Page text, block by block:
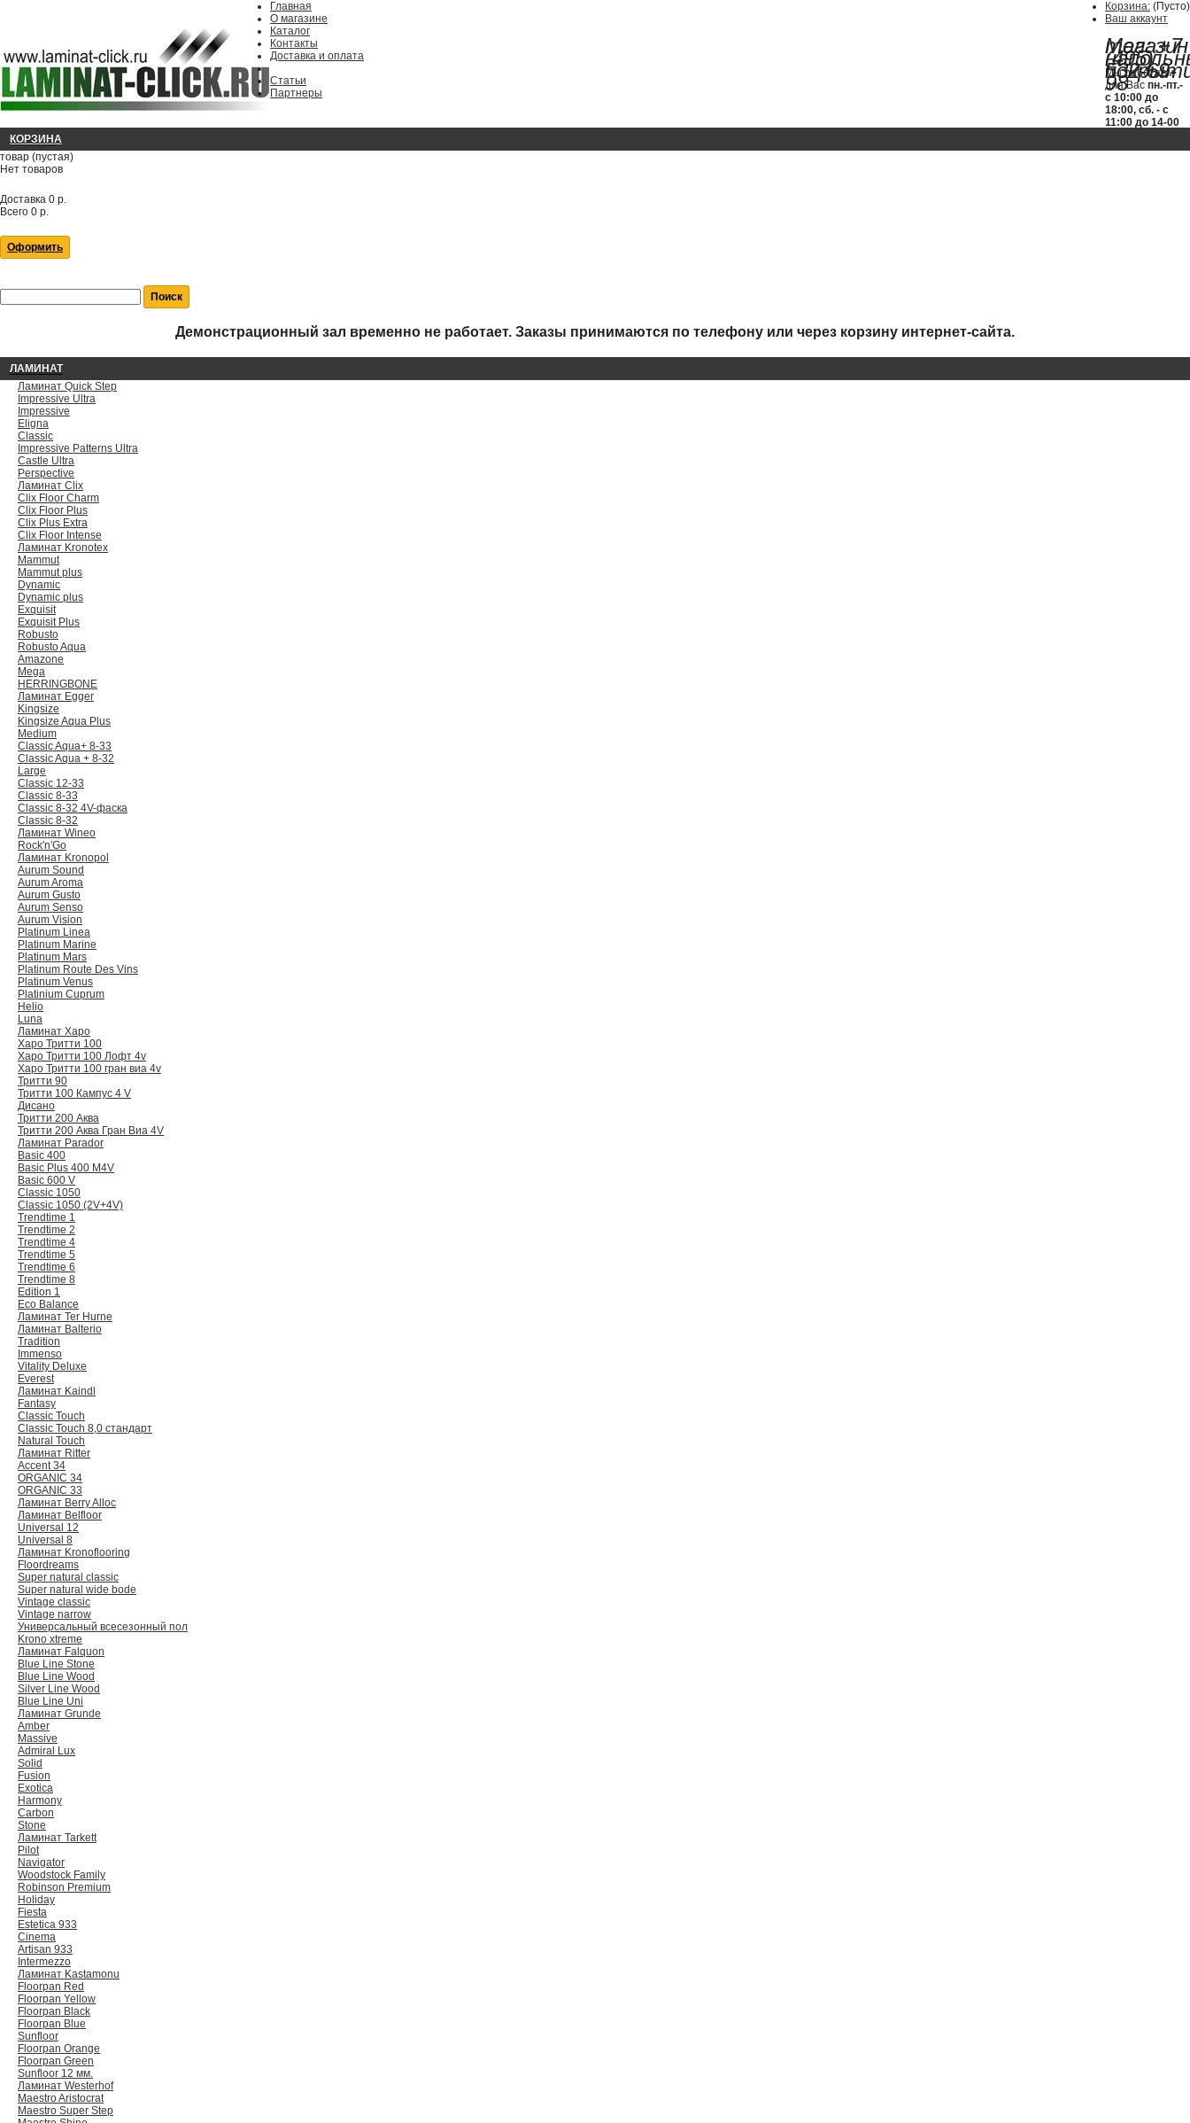
Магазин
Мы работаем
для Вас пн.-пт.-
с 10:00 до
18:00, сб. - с
11:00 до 14-00
тел: +7
(495)
532-69-
98
Корзина: (Пусто)
Ваш аккаунт
Главная
О магазине
Каталог
Контакты
Доставка и оплата
Статьи
Партнеры
КОРЗИНА
товар (пустая)
Нет товаров
Доставка 0 р.
Всего 0 р.
Оформить
Демонстрационный зал временно не работает. Заказы принимаются по телефону или через корзину интернет-сайта.
ЛАМИНАТ
Ламинат Quick Step
Impressive Ultra
Impressive
Eligna
Classic
Impressive Patterns Ultra
Castle Ultra
Perspective
Ламинат Clix
Clix Floor Charm
Clix Floor Plus
Clix Plus Extra
Clix Floor Intense
Ламинат Kronotex
Mammut
Mammut plus
Dynamic
Dynamic plus
Exquisit
Exquisit Plus
Robusto
Robusto Aqua
Amazone
Mega
HERRINGBONE
Ламинат Egger
Kingsize
Kingsize Aqua Plus
Medium
Classic Aqua+ 8-33
Classic Aqua + 8-32
Large
Classic 12-33
Classic 8-33
Classic 8-32 4V-фаска
Classic 8-32
Ламинат Wineo
Rock′n′Go
Ламинат Kronopol
Aurum Sound
Aurum Aroma
Aurum Gusto
Aurum Senso
Aurum Vision
Platinum Linea
Platinum Marine
Platinum Mars
Platinum Route Des Vins
Platinum Venus
Platinium Cuprum
Helio
Luna
Ламинат Харо
Харо Тритти 100
Харо Тритти 100 Лофт 4v
Харо Тритти 100 гран виа 4v
Тритти 90
Тритти 100 Кампус 4 V
Дисано
Тритти 200 Аква
Тритти 200 Аква Гран Виа 4V
Ламинат Parador
Basic 400
Basic Plus 400 M4V
Basic 600 V
Classic 1050
Classic 1050 (2V+4V)
Trendtime 1
Trendtime 2
Trendtime 4
Trendtime 5
Trendtime 6
Trendtime 8
Edition 1
Eco Balance
Ламинат Ter Hurne
Ламинат Balterio
Tradition
Immenso
Vitality Deluxe
Everest
Ламинат Kaindl
Fantasy
Classic Touch
Classic Touch 8,0 стандарт
Natural Touch
Ламинат Ritter
Accent 34
ORGANIC 34
ORGANIC 33
Ламинат Berry Alloc
Ламинат Belfloor
Universal 12
Universal 8
Ламинат Kronoflooring
Floordreams
Super natural classic
Super natural wide bode
Vintage classic
Vintage narrow
Универсальный всесезонный пол
Krono xtreme
Ламинат Falquon
Blue Line Stone
Blue Line Wood
Silver Line Wood
Blue Line Uni
Ламинат Grunde
Amber
Massive
Admiral Lux
Solid
Fusion
Exotica
Harmony
Carbon
Stone
Ламинат Tarkett
Pilot
Navigator
Woodstock Family
Robinson Premium
Holiday
Fiesta
Estetica 933
Cinema
Artisan 933
Intermezzo
Ламинат Kastamonu
Floorpan Red
Floorpan Yellow
Floorpan Black
Floorpan Blue
Sunfloor
Floorpan Orange
Floorpan Green
Sunfloor 12 мм.
Ламинат Westerhof
Maestro Aristocrat
Maestro Super Step